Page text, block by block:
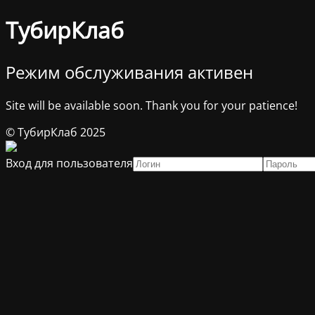
ТубирКлаб
Режим обслуживания активен
Site will be available soon. Thank you for your patience!
© ТубирКлаб 2025
Вход для пользователя